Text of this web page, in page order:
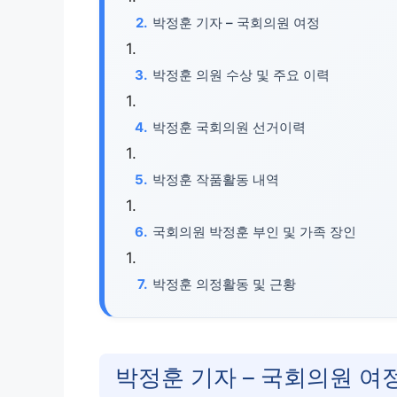
박정훈 기자 – 국회의원 여정
박정훈 의원 수상 및 주요 이력
박정훈 국회의원 선거이력
박정훈 작품활동 내역
국회의원 박정훈 부인 및 가족 장인
박정훈 의정활동 및 근황
박정훈 기자 – 국회의원 여